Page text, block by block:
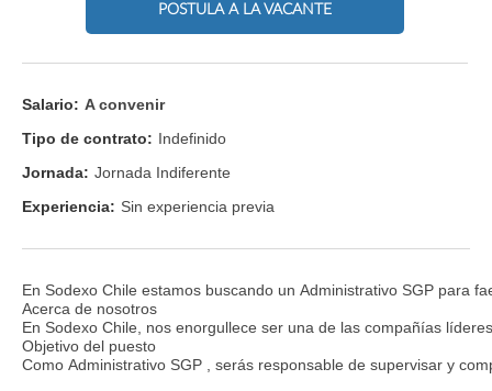
POSTULA A LA VACANTE
Salario: A convenir
Tipo de contrato: Indefinido
Jornada: Jornada Indiferente
Experiencia: Sin experiencia previa
En Sodexo Chile estamos buscando un Administrativo SGP para
Acerca de nosotros
En Sodexo Chile, nos enorgullece ser una de las compañías
Objetivo del puesto
Como Administrativo SGP , serás responsable de supervisar y